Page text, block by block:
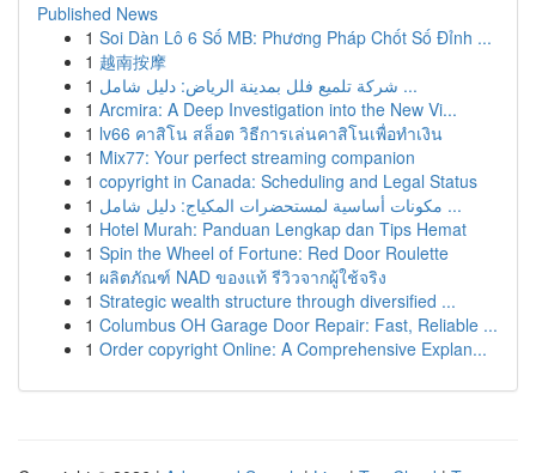
Published News
1 Soi Dàn Lô 6 Số MB: Phương Pháp Chốt Số Đỉnh ...
1 越南按摩
1
شركة تلميع فلل بمدينة الرياض: دليل شامل ...
1 Arcmira: A Deep Investigation into the New Vi...
1 lv66 คาสิโน สล็อต วิธีการเล่นคาสิโนเพื่อทำเงิน
1 Mix77: Your perfect streaming companion
1 copyright in Canada: Scheduling and Legal Status
1
مكونات أساسية لمستحضرات المكياج: دليل شامل ...
1 Hotel Murah: Panduan Lengkap dan Tips Hemat
1 Spin the Wheel of Fortune: Red Door Roulette
1 ผลิตภัณฑ์ NAD ของแท้ รีวิวจากผู้ใช้จริง
1 Strategic wealth structure through diversified ...
1 Columbus OH Garage Door Repair: Fast, Reliable ...
1 Order copyright Online: A Comprehensive Explan...